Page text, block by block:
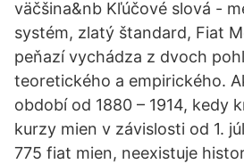
väčšina&nb Kľúčové slová -
systém, zlatý štandard, Fiat
peňazí vychádza z dvoch
teoretického a empirického.
období od 1880 – 1914, kedy
kurzy mien v závislosti od 1.
775 fiat mien, neexistuje